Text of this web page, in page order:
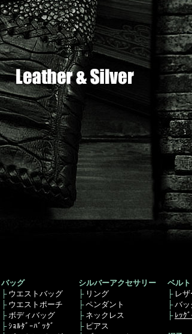
バッグ
├ ウエストバッグ
├ ウエストポーチ
├ボディバッグ
├ｼｮﾙﾀﾞｰﾊﾞｯｸﾞ
シルバーアクセサリー
├ リング
├ペンダント
├ ネックレス
├ ピアス
ベルト
├ レザ
├バッ
├ ﾚｯｸ